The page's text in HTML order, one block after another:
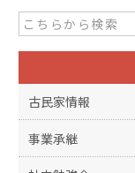
古民家情報
事業承継